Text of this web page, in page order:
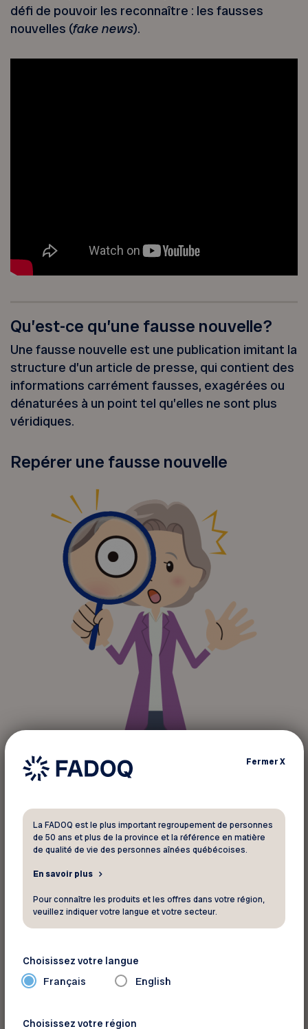
défi de pouvoir les reconnaître : les fausses
nouvelles (fake news).
Qu’est-ce qu’une fausse nouvelle?
Une fausse nouvelle est une publication imitant la
structure d’un article de presse, qui contient des
informations carrément fausses, exagérées ou
dénaturées à un point tel qu’elles ne sont plus
véridiques.
Repérer une fausse nouvelle
Pour repérer une fausse nouvelle,il faut se
Qui ?
nommé et crédible ?
FermerX
La FADOQ est le plus important regroupement de personnes
de 50 ans et plus de la province et la référence en matière
de qualité de vie des personnes aînées québécoises.
En savoir plus
Pour connaître les produits et les offres dans votre région,
veuillez indiquer votre langue et votre secteur.
Choisissez votre langue
Français English
Choisissez votre région